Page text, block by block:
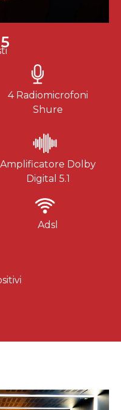
4 Radiomicrofoni
Shure
Amplificatore Dolby
Digital 5.1
Adsl